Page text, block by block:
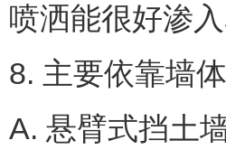
喷洒能很好渗
8. 主要依靠墙
A. 悬臂式挡土